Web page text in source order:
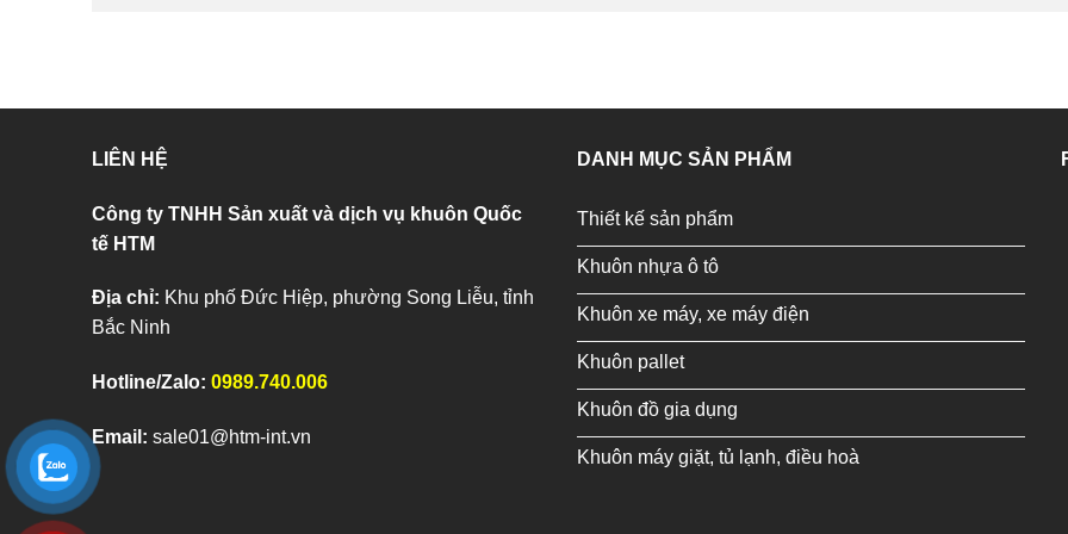
LIÊN HỆ
Công ty TNHH Sản xuất và dịch vụ khuôn Quốc
tế HTM
Địa chỉ: Khu phố Đức Hiệp, phường Song Liễu, tỉnh
Bắc Ninh
Hotline/Zalo: 0989.740.006
Email: sale01@htm-int.vn
DANH MỤC SẢN PHẨM
Thiết kế sản phẩm
Khuôn nhựa ô tô
Khuôn xe máy, xe máy điện
Khuôn pallet
Khuôn đồ gia dụng
Khuôn máy giặt, tủ lạnh, điều hoà